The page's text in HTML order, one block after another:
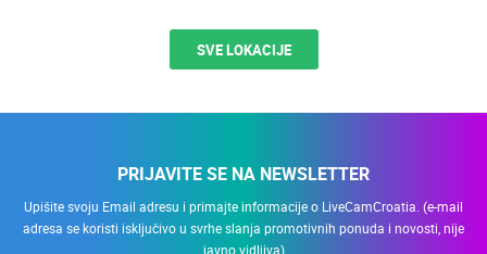
SVE LOKACIJE
PRIJAVITE SE NA NEWSLETTER
Upišite svoju Email adresu i primajte informacije o LiveCamCroatia. (e-mail
adresa se koristi isključivo u svrhe slanja promotivnih ponuda i novosti, nije
javno vidljiva)